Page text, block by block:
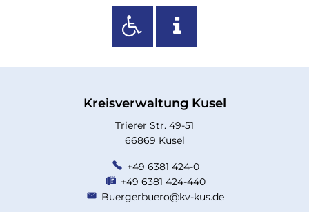
Kreisverwaltung Kusel
Trierer Str. 49-51
66869 Kusel
+49 6381 424-0
+49 6381 424-440
Buergerbuero@kv-kus.de